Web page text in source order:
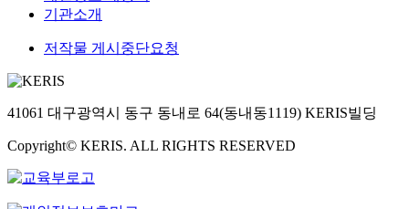
기관소개
저작물 게시중단요청
41061 대구광역시 동구 동내로 64(동내동1119) KERIS빌딩
Copyright© KERIS. ALL RIGHTS RESERVED